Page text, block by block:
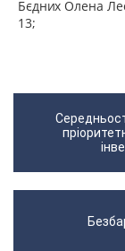
Бєдних Олена
13;